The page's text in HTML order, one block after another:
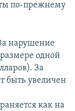
по-прежнему
нарушение
одной
За
быть увеличен
как на